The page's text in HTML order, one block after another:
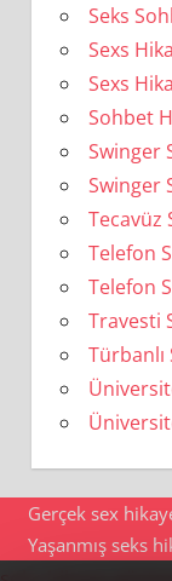
Seks
Sexs
Sexs
Sohbet
Swinger
Swinger
Tecavüz
Telefon
Telefon
Travesti
Türbanlı
Gerçek sex
Yaşanmış seks